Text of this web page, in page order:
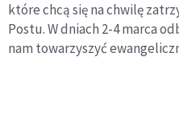
które chcą się na chwilę
Postu. W dniach 2-4 marca
nam towarzyszyć